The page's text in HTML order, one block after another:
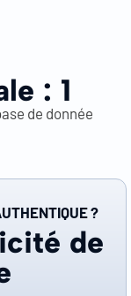
: 1
de donnée
?
de